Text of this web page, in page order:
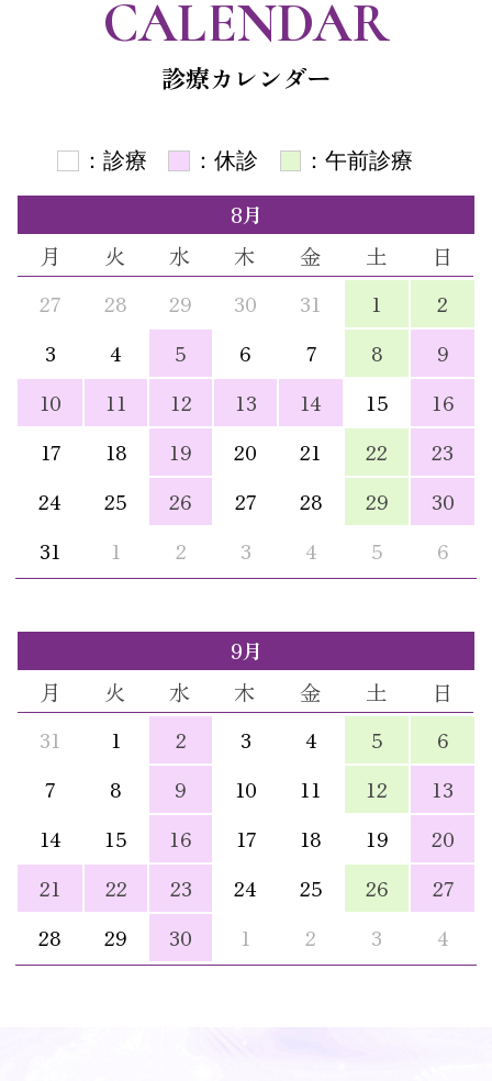
CALENDAR
診療カレンダー
：診療 ：休診 ：午前診療
8月
月 火 水 木 金 土 日
27 28 29 30 31 1
2
3
4 5 6 7 8
9
10
11 12 13 14 15
16
17
18 19 20 21 22
23
24
25 26 27 28 29
30
31
1 2 3 4 5 6
9月
月 火 水 木 金 土 日
31 1 2 3 4 5
6
7
8 9 10 11 12
13
14
15 16 17 18 19
20
21
22 23 24 25 26
27
28
29 30 1 2 3 4